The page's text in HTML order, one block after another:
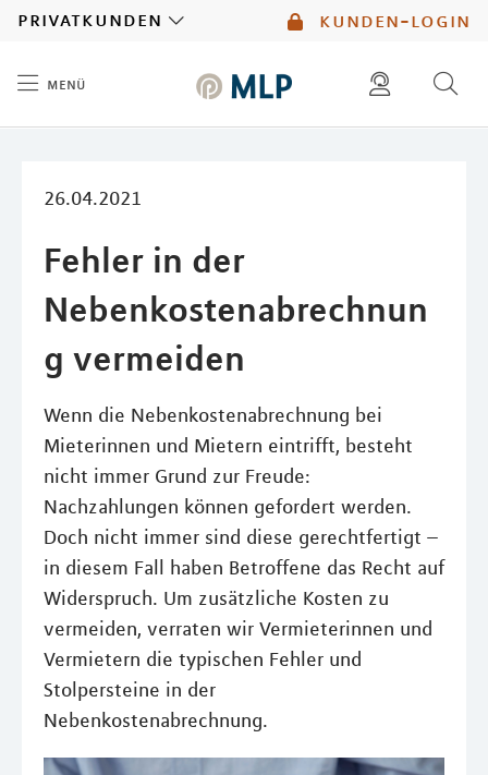
kunden-login
privatkunden
menü
26.04.2021
Fehler in der
Nebenkostenabrechnun
g vermeiden
Wenn die Nebenkostenabrechnung bei
Mieterinnen und Mietern eintrifft, besteht
nicht immer Grund zur Freude:
Nachzahlungen können gefordert werden.
Doch nicht immer sind diese gerechtfertigt –
in diesem Fall haben Betroffene das Recht auf
Widerspruch. Um zusätzliche Kosten zu
vermeiden, verraten wir Vermieterinnen und
Vermietern die typischen Fehler und
Stolpersteine in der
Nebenkostenabrechnung.